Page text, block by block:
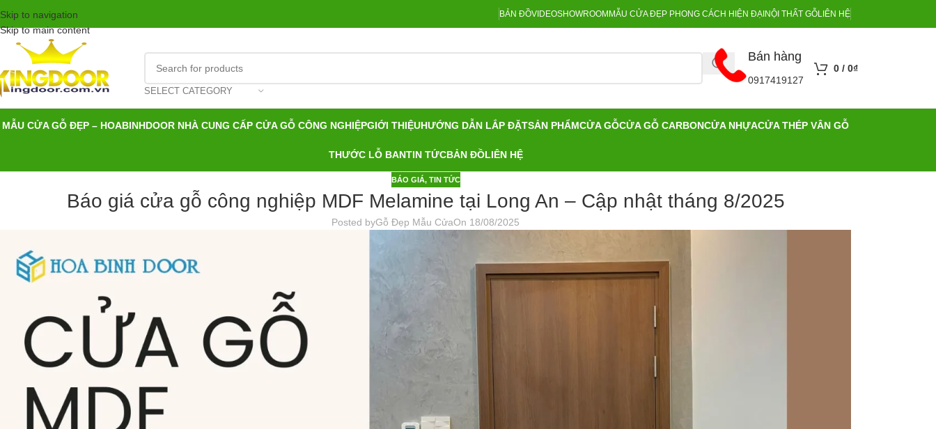
Skip to navigation
Skip to main content
BẢN ĐỒVIDEOSHOWROOM MẪU CỬA ĐẸP PHONG CÁCH HIỆN ĐẠI NỘI THẤT GỖLIÊN HỆ
SELECT CATEGORY
Bán hàng
0917419127
0 / 0₫
MẪU CỬA GỖ ĐẸP – HOABINHDOOR NHÀ CUNG CẤP CỬA GỖ CÔNG NGHIỆPGIỚI THIỆUHƯỚNG DẪN LẮP ĐẶTSẢN PHẨMCỬA GỖCỬA GỖ CARBONCỬA NHỰACỬA THÉP VÂN GỖ
THƯỚC LỖ BANTIN TỨCBẢN ĐỒLIÊN HỆ
BÁO GIÁ, TIN TỨC
Báo giá cửa gỗ công nghiệp MDF Melamine tại Long An – Cập nhật tháng 8/2025
Posted byGỗ Đẹp Mẫu CửaOn 18/08/2025